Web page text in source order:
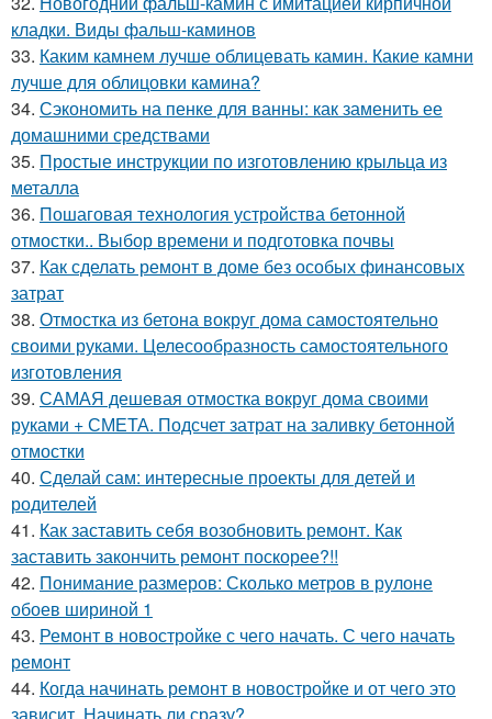
кладки. Виды фальш-каминов
33. Каким камнем лучше облицевать камин. Какие камни
лучше для облицовки камина?
34. Сэкономить на пенке для ванны: как заменить ее
домашними средствами
35. Простые инструкции по изготовлению крыльца из
металла
36. Пошаговая технология устройства бетонной
отмостки.. Выбор времени и подготовка почвы
37. Как сделать ремонт в доме без особых финансовых
затрат
38. Отмостка из бетона вокруг дома самостоятельно
своими руками. Целесообразность самостоятельного
изготовления
39. САМАЯ дешевая отмостка вокруг дома своими
руками + СМЕТА. Подсчет затрат на заливку бетонной
отмостки
40. Сделай сам: интересные проекты для детей и
родителей
41. Как заставить себя возобновить ремонт. Как
заставить закончить ремонт поскорее?!!
42. Понимание размеров: Сколько метров в рулоне
обоев шириной 1
43. Ремонт в новостройке с чего начать. С чего начать
ремонт
44. Когда начинать ремонт в новостройке и от чего это